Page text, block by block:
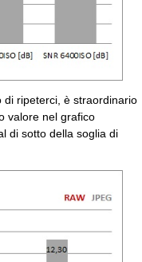
di ripeterci, è straordinario
valore nel grafico
di sotto della soglia di